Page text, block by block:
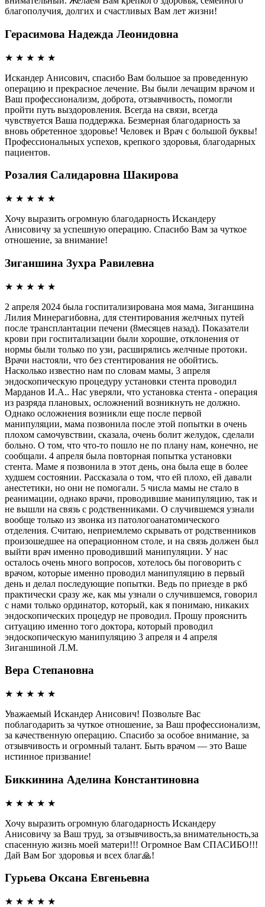
благополучия, долгих и счастливых Вам лет жизни!
Герасимова Надежда Леонидовна
★ ★ ★ ★ ★
Искандер Анисович, спасибо Вам большое за проведенную
операцию и прекрасное лечение. Вы были лечащим врачом и
Ваш профессионализм, доброта, отзывчивость, помогли
пройти путь выздоровления. Всегда на связи, всегда
чувствуется Ваша поддержка. Безмерная благодарность за
вновь обретенное здоровье! Человек и Врач с большой буквы!
Профессиональных успехов, крепкого здоровья, благодарных
пациентов.
Розалия Салидаровна Шакирова
★ ★ ★ ★ ★
Хочу выразить огромную благодарность Искандеру
Анисовичу за успешную операцию. Спасибо Вам за чуткое
отношение, за внимание!
Зиганшина Зухра Равилевна
★ ★ ★ ★ ★
2 апреля 2024 была госпитализирована моя мама, Зиганшина
Лилия Минерагибовна, для стентирования желчных путей
после трансплантации печени (8месяцев назад). Показатели
крови при госпитализации были хорошие, отклонения от
нормы были только по узи, расширялись желчные протоки.
Врачи настояли, что без стентирования не обойтись.
Насколько известно нам по словам мамы, 3 апреля
эндоскопическую процедуру установки стента проводил
Марданов И.А.. Нас уверяли, что установка стента - операция
из разряда плановых, осложнений возникнуть не должно.
Однако осложнения возникли еще после первой
манипуляции, мама позвонила после этой попытки в очень
плохом самочувствии, сказала, очень болит желудок, сделали
больно. О том, что что-то пошло не по плану нам, конечно, не
сообщали. 4 апреля была повторная попытка установки
стента. Маме я позвонила в этот день, она была еще в более
худшем состоянии. Рассказала о том, что ей плохо, ей давали
анестетики, но они не помогали. 5 числа мамы не стало в
реанимации, однако врачи, проводившие манипуляцию, так и
не вышли на связь с родственниками. О случившемся узнали
вообще только из звонка из патологоанатомического
отделения. Считаю, неприемлемо скрывать от родственников
произошедшее на операционном столе, и на связь должен был
выйти врач именно проводивший манипуляции. У нас
осталось очень много вопросов, хотелось бы поговорить с
врачом, которые именно проводил манипуляцию в первый
день и делал последующие попытки. Ведь по приезде в ркб
практически сразу же, как мы узнали о случившемся, говорил
с нами только ординатор, который, как я понимаю, никаких
эндоскопических процедур не проводил. Прошу прояснить
ситуацию именно того доктора, который проводил
эндоскопическую манипуляцию 3 апреля и 4 апреля
Зиганшиной Л.М.
Вера Степановна
★ ★ ★ ★ ★
Уважаемый Искандер Анисович! Позвольте Вас
поблагодарить за чуткое отношение, за Ваш профессионализм,
за качественную операцию. Спасибо за особое внимание, за
отзывчивость и огромный талант. Быть врачом — это Ваше
истинное призвание!
Биккинина Аделина Константиновна
★ ★ ★ ★ ★
Хочу выразить огромную благодарность Искандеру
Анисовичу за Ваш труд, за отзывчивость,за внимательность,за
спасенную жизнь моей матери!!! Огромное Вам СПАСИБО!!!
Дай Вам Бог здоровья и всех благ🙏!
Гурьева Оксана Евгеньевна
★ ★ ★ ★ ★